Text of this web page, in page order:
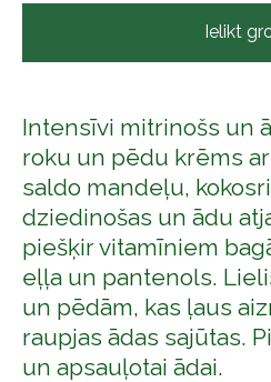
Ielikt
Intensīvi mitrinošs un
roku un pēdu krēms
saldo mandeļu,
dziedinošas un ādu
piešķir vitamīniem
eļļa un pantenols.
un pēdām, kas ļaus
raupjas ādas sajūtas.
un apsauļotai ādai.